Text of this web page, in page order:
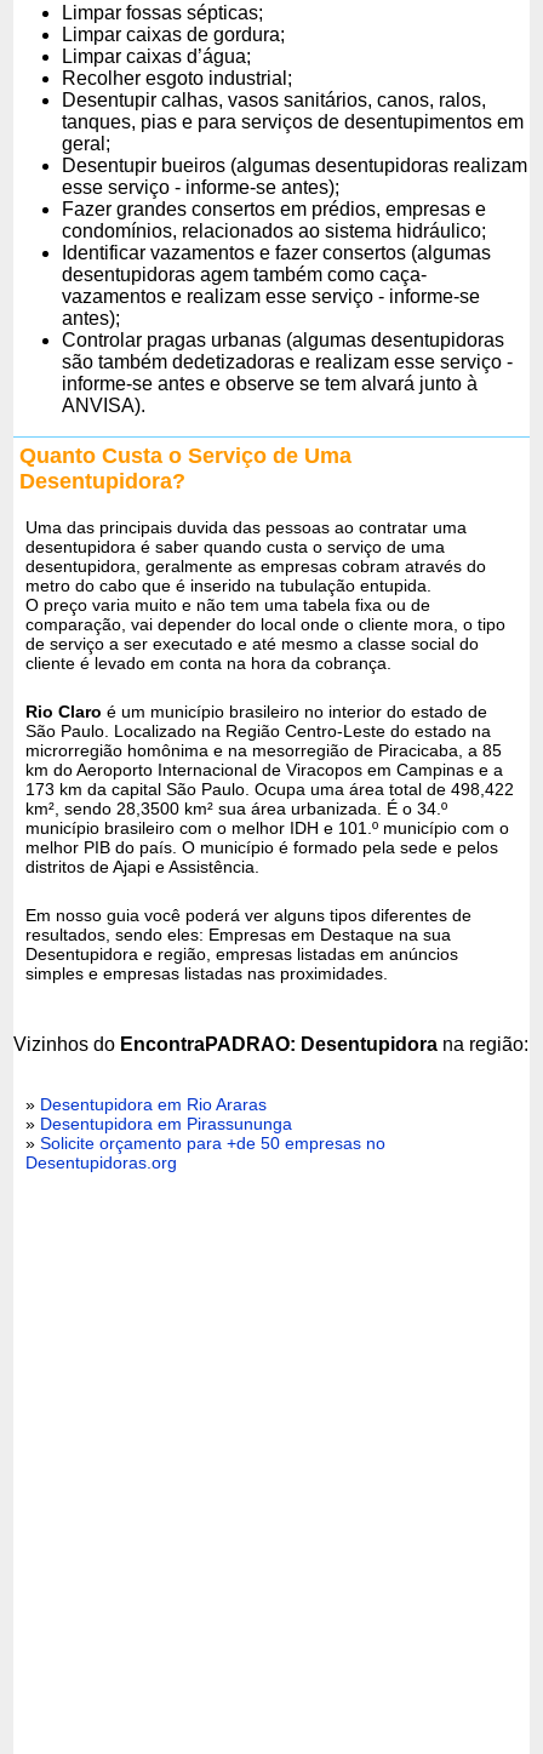
Limpar fossas sépticas;
Limpar caixas de gordura;
Limpar caixas d’água;
Recolher esgoto industrial;
Desentupir calhas, vasos sanitários, canos, ralos,
tanques, pias e para serviços de desentupimentos em
geral;
Desentupir bueiros (algumas desentupidoras realizam
esse serviço - informe-se antes);
Fazer grandes consertos em prédios, empresas e
condomínios, relacionados ao sistema hidráulico;
Identificar vazamentos e fazer consertos (algumas
desentupidoras agem também como caça-
vazamentos e realizam esse serviço - informe-se
antes);
Controlar pragas urbanas (algumas desentupidoras
são também dedetizadoras e realizam esse serviço -
informe-se antes e observe se tem alvará junto à
ANVISA).
Quanto Custa o Serviço de Uma
Desentupidora?
Uma das principais duvida das pessoas ao contratar uma
desentupidora é saber quando custa o serviço de uma
desentupidora, geralmente as empresas cobram através do
metro do cabo que é inserido na tubulação entupida.
O preço varia muito e não tem uma tabela fixa ou de
comparação, vai depender do local onde o cliente mora, o tipo
de serviço a ser executado e até mesmo a classe social do
cliente é levado em conta na hora da cobrança.
Rio Claro é um município brasileiro no interior do estado de
São Paulo. Localizado na Região Centro-Leste do estado na
microrregião homônima e na mesorregião de Piracicaba, a 85
km do Aeroporto Internacional de Viracopos em Campinas e a
173 km da capital São Paulo. Ocupa uma área total de 498,422
km², sendo 28,3500 km² sua área urbanizada. É o 34.º
município brasileiro com o melhor IDH e 101.º município com o
melhor PIB do país. O município é formado pela sede e pelos
distritos de Ajapi e Assistência.
Em nosso guia você poderá ver alguns tipos diferentes de
resultados, sendo eles: Empresas em Destaque na sua
Desentupidora e região, empresas listadas em anúncios
simples e empresas listadas nas proximidades.
Vizinhos do EncontraPADRAO: Desentupidora na região:
» Desentupidora em Rio Araras
» Desentupidora em Pirassununga
»Solicite orçamento para +de 50 empresas no
Desentupidoras.org